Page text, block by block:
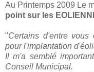
Au Printemps 2009 Le
point sur les
"Certains d'entre vous
pour l'implantation
Il m'a semblé
Conseil Municipal.